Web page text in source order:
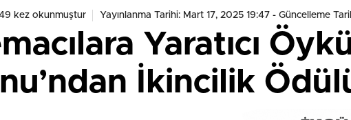
kez okunmuştur Yayınlanma Tarihi: Mart 17, 2025 19:47 - Güncelleme
Yaratıcı
İkincilik